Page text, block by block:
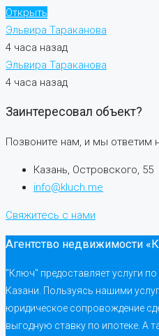
Открыть
Эльвира Тараканова
4 часа назад
Эльвира Тараканова
4 часа назад
Заинтересовал объект?
Позвоните нам, и мы ответим
Казань, Островского, 55
info@kluch.me
Свяжитесь с нами
Агентство недвижимости
"Ключ" предоставляет услуги
Казани. Пользуясь нашими
юридическое сопровождение
выгодную ставку по ипотеке. А